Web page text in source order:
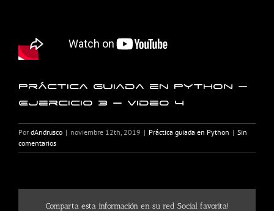
Práctica guiada en Python –
Ejercicio 3 – Video 4
Por dAndrusco | noviembre 12th, 2019 | Práctica guiada en Python | Sin
comentarios
Comparta esta información en su red Social favorita!